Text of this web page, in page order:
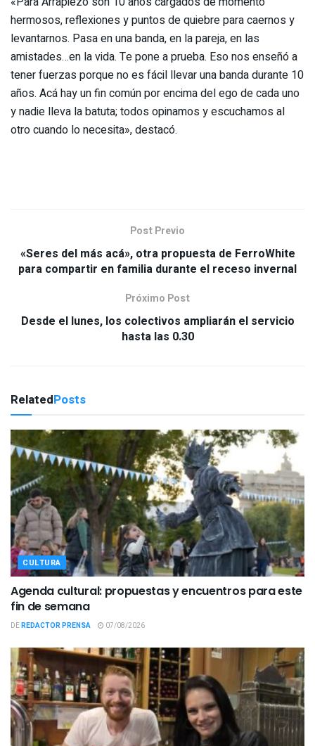
hermosos, reflexiones y puntos de quiebre para caernos y
levantarnos. Pasa en una banda, en la pareja, en las
amistades…en la vida. Te pone a prueba. Eso nos enseñó a
tener fuerzas porque no es fácil llevar una banda durante 10
años. Acá hay un fin común por encima del ego de cada uno
y nadie lleva la batuta; todos opinamos y escuchamos al
otro cuando lo necesita», destacó.
Post Previo
«Seres del más acá», otra propuesta de FerroWhite
para compartir en familia durante el receso invernal
Próximo Post
Desde el lunes, los colectivos ampliarán el servicio
hasta las 0.30
RelatedPosts
CULTURA
Agenda cultural: propuestas y encuentros para este
fin de semana
DEREDACTOR PRENSA 07/08/2026